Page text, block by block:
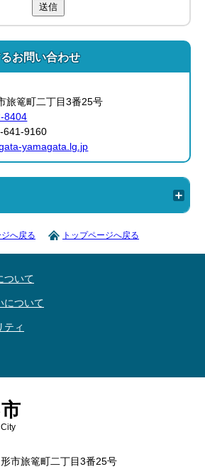
送信
お問い合わせ
篭町二丁目3番25号
8404
641-9160
yamagata.lg.jp
へ戻る トップページへ戻る
ついて
について
ティ
市旅篭町二丁目3番25号